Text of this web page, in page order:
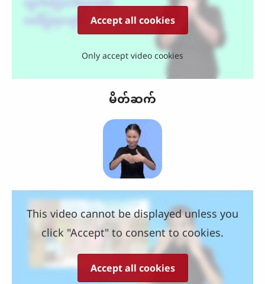
Accept all cookies
Only accept video cookies
မိတ်ဆက်
This video cannot be displayed unless you
click "Accept" to consent to cookies.
Accept all cookies